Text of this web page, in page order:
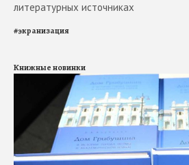
литературных источниках
#экранизация
Книжные новинки